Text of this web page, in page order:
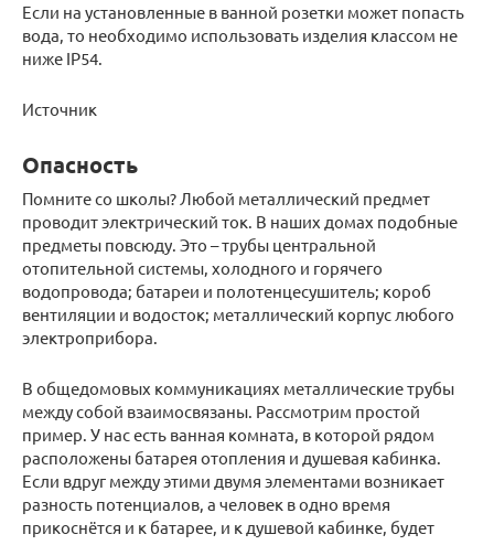
Если на установленные в ванной розетки может попасть
вода, то необходимо использовать изделия классом не
ниже IP54.
Источник
Опасность
Помните со школы? Любой металлический предмет
проводит электрический ток. В наших домах подобные
предметы повсюду. Это – трубы центральной
отопительной системы, холодного и горячего
водопровода; батареи и полотенцесушитель; короб
вентиляции и водосток; металлический корпус любого
электроприбора.
В общедомовых коммуникациях металлические трубы
между собой взаимосвязаны. Рассмотрим простой
пример. У нас есть ванная комната, в которой рядом
расположены батарея отопления и душевая кабинка.
Если вдруг между этими двумя элементами возникает
разность потенциалов, а человек в одно время
прикоснётся и к батарее, и к душевой кабинке, будет